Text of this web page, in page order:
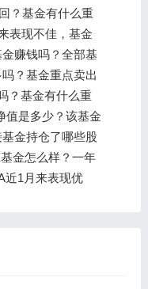
？基金有什么重
表现不佳，基金
赚钱吗？全部基
？基金重点卖出
？基金有什么重
值是多少？该基金
金持仓了哪些股
股票？
金怎么样？一年
近1月来表现优